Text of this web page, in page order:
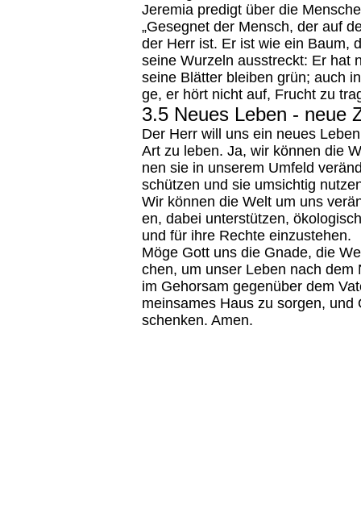
Je­re­mia pre­digt über die
„Ge­seg­net der Mensch, der auf
der Herr ist. Er ist wie ein Baum,
sei­ne Wur­zeln aus­streckt: Er hat
sei­ne Blät­ter blei­ben grün; auch
ge, er hört nicht auf, Frucht zu
3.5 Neues Leben - neue
Der Herr will uns ein neu­es
Art zu le­ben. Ja, wir kön­nen die
nen sie in un­se­rem Um­feld
schüt­zen und sie um­sich­tig
Wir kön­nen die Welt um uns
en, da­bei un­ter­stüt­zen,
und für ihre Rech­te ein­zuste­hen.
Möge Gott uns die Gna­de, die
chen, um un­ser Le­ben nach dem
im Ge­hor­sam ge­gen­über dem
mein­sa­mes Haus zu sor­gen,
schen­ken. Amen.